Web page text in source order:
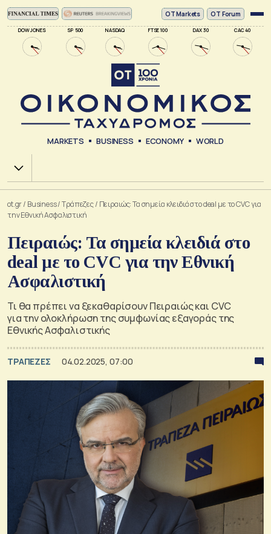
DOW JONES SP 500 NASDAQ FTSE 100 DAX 30 CAC 40
ΟΤ Markets OT Forum
MARKETS BUSINESS ECONOMY WORLD
Χ.Α.
ot.gr/ Business/Τράπεζες/ Πειραιώς: Τα σημεία κλειδιά στο deal με το CVC για
την Εθνική Ασφαλιστική
Πειραιώς: Τα σημεία κλειδιά στο
deal με το CVC για την Εθνική
Ασφαλιστική
Τι θα πρέπει να ξεκαθαρίσουν Πειραιώς και CVC
για την ολοκλήρωση της συμφωνίας εξαγοράς της
Εθνικής Ασφαλιστικής
ΤΡΑΠΕΖΕΣ 04.02.2025, 07:00